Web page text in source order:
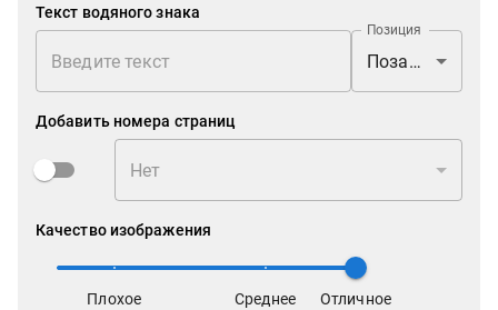
Текст водяного знака
Позиция
Позади
Добавить номера страниц
Нет
Качество изображения
Плохое Среднее Отличное